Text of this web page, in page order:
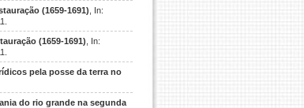
(1659-1691) , In:
(1659-1691) , In:
pela posse da terra no
do rio grande na segunda